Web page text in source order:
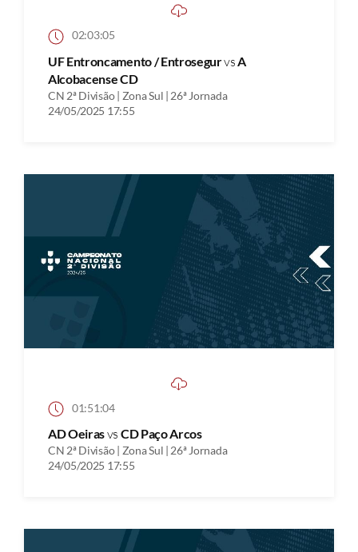
02:03:05
UF Entroncamento / EntrosegurvsA
Alcobacense CD
CN 2ª Divisão | Zona Sul | 26ª Jornada
24/05/2025 17:55
01:51:04
AD Oeirasvs CD Paço Arcos
CN 2ª Divisão | Zona Sul | 26ª Jornada
24/05/2025 17:55